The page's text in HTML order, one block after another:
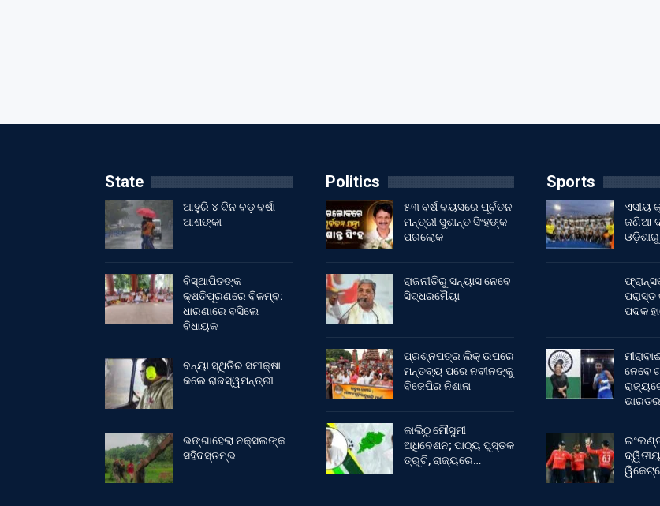
State
ଆହୁରି ୪ ଦିନ ବଡ଼ ବର୍ଷା
ଆଶଙ୍କା
ବିସ୍ଥାପିତଙ୍କ
କ୍ଷତିପୂରଣରେ ବିଳମ୍ବ:
ଧାରଣାରେ ବସିଲେ
ବିଧାୟକ
ବନ୍ୟା ସ୍ଥିତିର ସମୀକ୍ଷା
କଲେ ରାଜସ୍ୱମନ୍ତ୍ରୀ
ଭଙ୍ଗାହେଲା ନକ୍ସଲଙ୍କ
ସହିଦସ୍ତମ୍ଭ
Politics
୫୩ ବର୍ଷ ବୟସରେ ପୂର୍ବତନ
ମନ୍ତ୍ରୀ ସୁଶାନ୍ତ ସିଂହଙ୍କ
ପରଲୋକ
ରାଜନୀତିରୁ ସନ୍ୟାସ ନେବେ
ସିଦ୍ଧରମୈୟା
ପ୍ରଶ୍ନପତ୍ର ଲିକ୍ ଉପରେ
ମନ୍ତବ୍ୟ ପରେ ନବୀନଙ୍କୁ
ବିଜେପିର ନିଶାନା
କାଲିଠୁ ମୌସୁମୀ
ଅଧିବେଶନ; ପାଠ୍ୟ ପୁସ୍ତକ
ତ୍ରୁଟି, ରାଜ୍ୟରେ…
Sports
ଏସୀୟ
ଜଣିଆ
ଓଡ଼ିଶାରୁ
ପଦକ
ନେବେ